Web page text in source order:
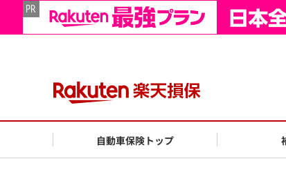
自動車保険トップ